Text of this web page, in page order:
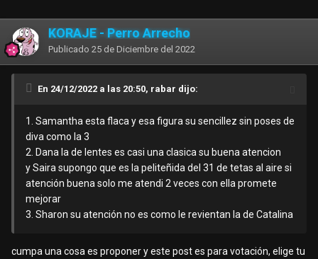
KORAJE - Perro Arrecho
Publicado 25 de Diciembre del 2022
En 24/12/2022 a las 20:50, rabar dijo:
1. Samantha esta flaca y esa figura su sencillez sin poses de
diva como la 3
2. Dana la de lentes es casi una clasica su buena atencion
y Saira supongo que es la peliteñida del 31 de tetas al aire si
atención buena solo me atendi 2 veces con ella promete
mejorar
3. Sharon su atención no es como le revientan la de Catalina
cumpa una cosa es proponer y este post es para votación, elige tu